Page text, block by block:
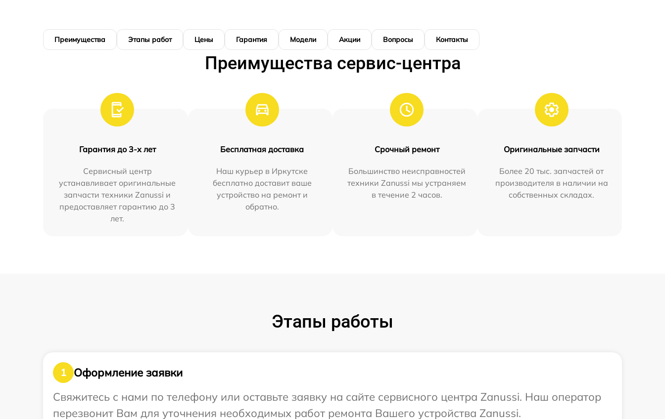
Преимущества Этапы работ Цены Гарантия Модели Акции Вопросы Контакты
Преимущества сервис-центра
Гарантия до 3-х лет
Сервисный центр
устанавливает оригинальные
запчасти техники Zanussi и
предоставляет гарантию до 3
лет.
Бесплатная доставка
Наш курьер в Иркутске
бесплатно доставит ваше
устройство на ремонт и
обратно.
Срочный ремонт
Большинство неисправностей
техники Zanussi мы устраняем
в течение 2 часов.
Оригинальные запчасти
Более 20 тыс. запчастей от
производителя в наличии на
собственных складах.
Этапы работы
1
Оформление заявки
Свяжитесь с нами по телефону или оставьте заявку на сайте сервисного центра Zanussi. Наш оператор
перезвонит Вам для уточнения необходимых работ ремонта Вашего устройства Zanussi.